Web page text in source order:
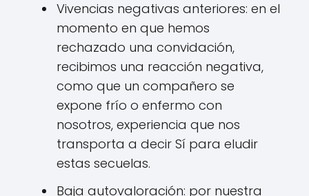
Vivencias negativas anteriores: en el
momento en que hemos
rechazado una convidación,
recibimos una reacción negativa,
como que un compañero se
expone frío o enfermo con
nosotros, experiencia que nos
transporta a decir Sí para eludir
estas secuelas.
Baja autovaloración: por nuestra